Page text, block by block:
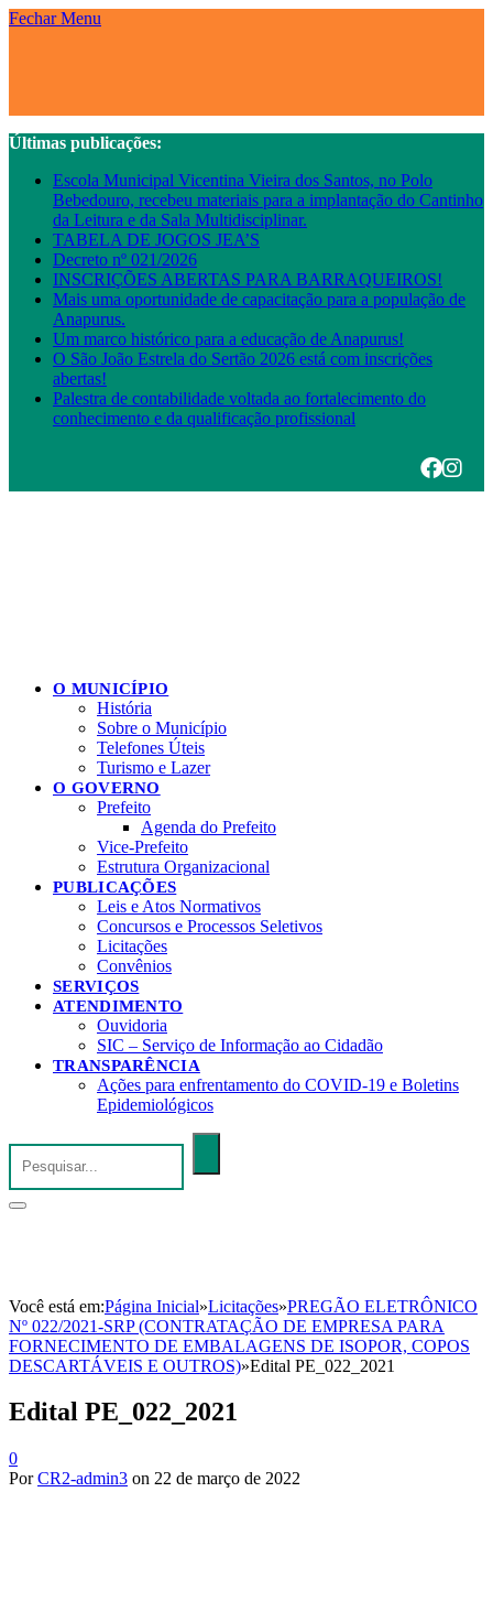
Fechar Menu
Últimas publicações:
Escola Municipal Vicentina Vieira dos Santos, no Polo
Bebedouro, recebeu materiais para a implantação do Cantinho
da Leitura e da Sala Multidisciplinar.
TABELA DE JOGOS JEA’S
Decreto nº 021/2026
INSCRIÇÕES ABERTAS PARA BARRAQUEIROS!
Mais uma oportunidade de capacitação para a população de
Anapurus.
Um marco histórico para a educação de Anapurus!
O São João Estrela do Sertão 2026 está com inscrições
abertas!
Palestra de contabilidade voltada ao fortalecimento do
conhecimento e da qualificação profissional
O MUNICÍPIO
História
Sobre o Município
Telefones Úteis
Turismo e Lazer
O GOVERNO
Prefeito
Agenda do Prefeito
Vice-Prefeito
Estrutura Organizacional
PUBLICAÇÕES
Leis e Atos Normativos
Concursos e Processos Seletivos
Licitações
Convênios
SERVIÇOS
ATENDIMENTO
Ouvidoria
SIC – Serviço de Informação ao Cidadão
TRANSPARÊNCIA
Ações para enfrentamento do COVID-19 e Boletins
Epidemiológicos
Você está em:Página Inicial»Licitações»PREGÃO ELETRÔNICO
Nº 022/2021-SRP (CONTRATAÇÃO DE EMPRESA PARA
FORNECIMENTO DE EMBALAGENS DE ISOPOR, COPOS
DESCARTÁVEIS E OUTROS)»Edital PE_022_2021
Edital PE_022_2021
0
PorCR2-admin3 on 22 de março de 2022